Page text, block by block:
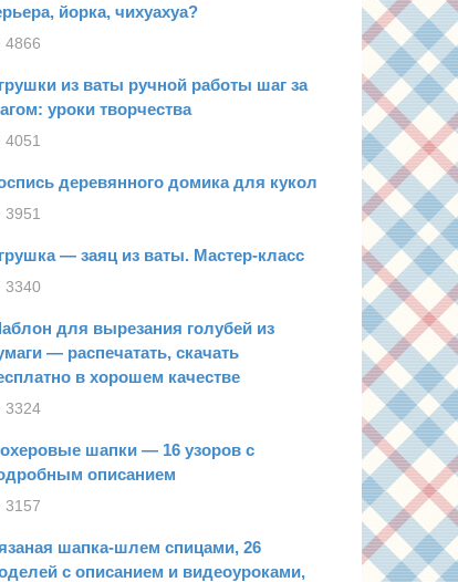
йорка, чихуахуа?
4866
из ваты ручной работы шаг за
уроки творчества
4051
деревянного домика для кукол
3951
— заяц из ваты. Мастер-класс
3340
для вырезания голубей из
— распечатать, скачать
в хорошем качестве
3324
шапки — 16 узоров с
описанием
3157
шапка-шлем спицами, 26
с описанием и видеоуроками,